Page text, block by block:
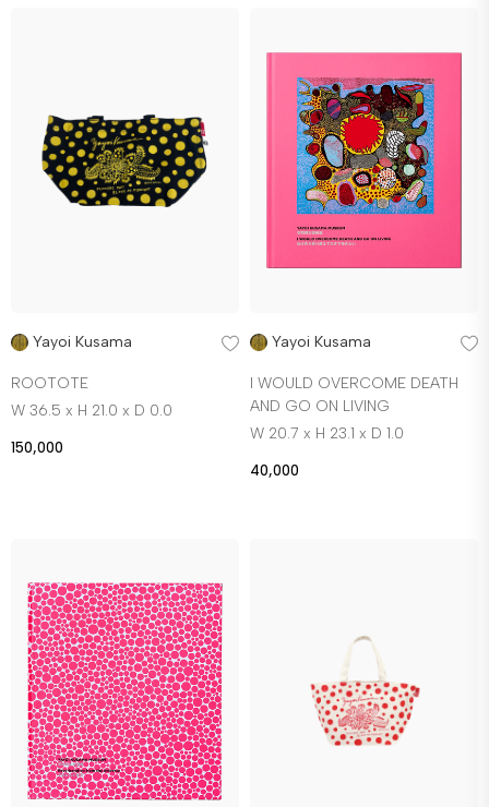
Yayoi Kusama
ROOTOTE
W 36.5 x H 21.0 x D 0.0
150,000
Yayoi Kusama
I WOULD OVERCOME DEATH
AND GO ON LIVING
W 20.7 x H 23.1 x D 1.0
40,000